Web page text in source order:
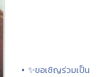
• ✨ขอเชิญร่วมเป็น